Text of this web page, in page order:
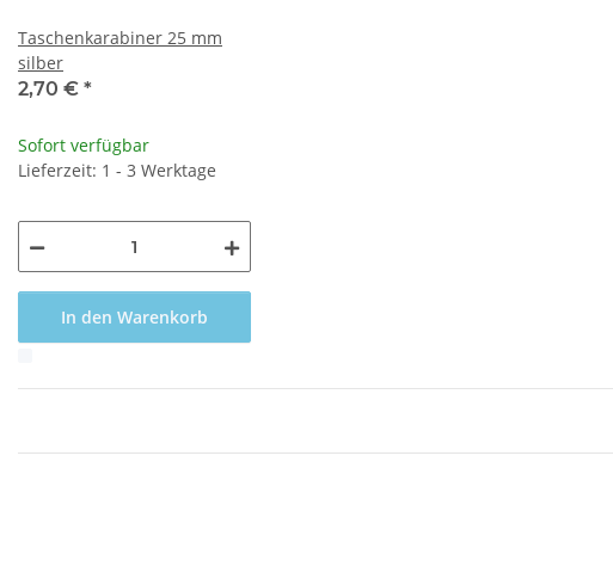
Taschenkarabiner 25 mm
silber
2,70 € *
Sofort verfügbar
Lieferzeit: 1 - 3 Werktage
In den Warenkorb